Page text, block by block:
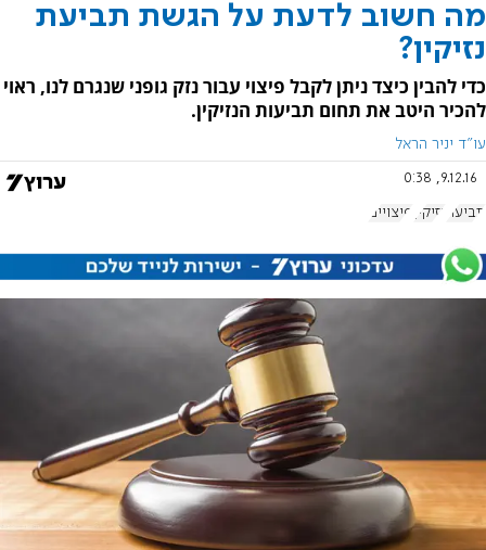
מה חשוב לדעת על הגשת תביעת
נזיקין?
כדי להבין כיצד ניתן לקבל פיצוי עבור נזק גופני שנגרם לנו, ראוי
להכיר היטב את תחום תביעות הנזיקין.
עו"ד יניר הראל
9.12.16, 0:38
תביעה נזיקין פיצויים